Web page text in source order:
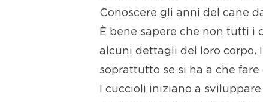
Conoscere gli anni del cane
È bene sapere che non tutti i
alcuni dettagli del loro corpo.
soprattutto se si ha a che
I cuccioli iniziano a